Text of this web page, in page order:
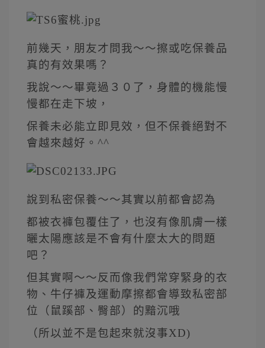
前幾天，朋友才問我～～擦或吃保養品
真的有效果嗎？
我說～～畢竟過３０了，身體的機能慢
慢都在走下坡，
保養未必能立即見效，但不保養絕對不
會越來越好。^^
說到私密保養～～其實以前都會認為
都被衣褲包覆住了，也沒有像肌膚一樣
曬太陽應該是不會有什麼太大的問題
吧？
但其實啊～～反而像我們常穿緊身的衣
物、牛仔褲及運動摩擦都會導致私密部
位（鼠蹊部、臀部）的黯沉哦
（所以並不是包起來就沒事XD)